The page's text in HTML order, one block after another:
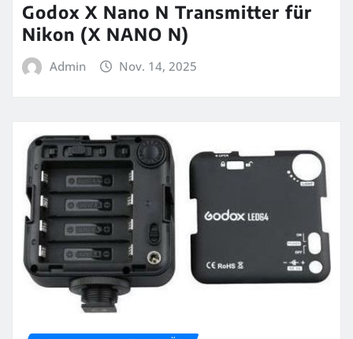
Godox X Nano N Transmitter für
Nikon (X NANO N)
Admin Nov. 14, 2025